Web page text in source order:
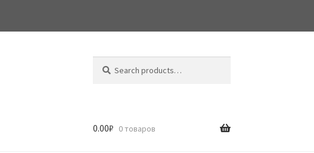
for:
0.00₽ 0 товаров